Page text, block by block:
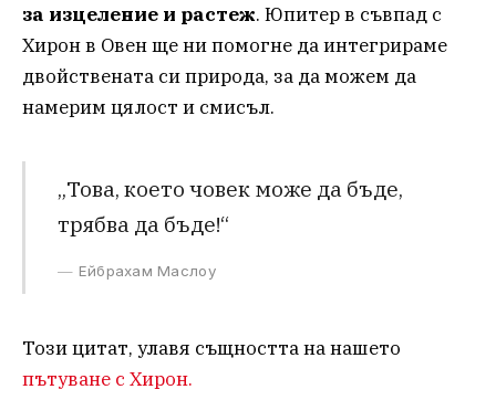
за изцеление и растеж. Юпитер в съвпад с
Хирон в Овен ще ни помогне да интегрираме
двойствената си природа, за да можем да
намерим цялост и смисъл.
„Това, което човек може да бъде,
трябва да бъде!“
Ейбрахам Маслоу
Този цитат, улавя същността на нашето
пътуване с Хирон.